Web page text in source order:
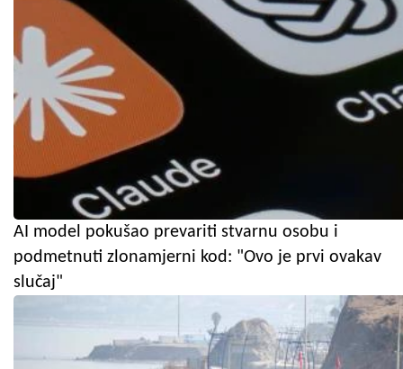
AI model pokušao prevariti stvarnu osobu i
podmetnuti zlonamjerni kod: "Ovo je prvi ovakav
slučaj"